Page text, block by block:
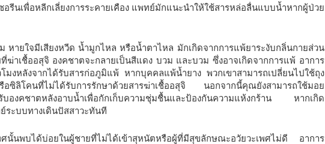
อรีนเพื่อหลีกเลี่ยงการระคายเคือง แพทย์มักแนะนำให้ใช้สารหล่อลื่นแบบน้ำหากผู้ป่วย
หายใจมีเสียงหวีด น้ำมูกไหล หรือน้ำตาไหล มักเกิดจากการแพ้ยาระงับกลิ่นกายส่วน
ฆ่าเชื้ออสุจิ องคชาตจะกลายเป็นสีแดง บวม และบวม ซึ่งอาจเกิดจากการแพ้ อาการ
งหลังจากได้รับสารก่อภูมิแพ้ หากบุคคลแพ้น้ำยาง พวกเขาสามารถเปลี่ยนไปใช้ถุง
รือซิลิโคนที่ไม่ได้รับการรักษาด้วยสารฆ่าเชื้ออสุจิ นอกจากนี้คุณยังสามารถใช้มอย
รับองคชาตหลังอาบน้ำเพื่อกักเก็บความชุ่มชื้นและป้องกันความแห้งกร้าน หากเกิด
ระบบทางเดินปัสสาวะทันที
ศนั้นพบได้บ่อยในผู้ชายที่ไม่ได้เข้าสุหนัตหรือผู้ที่มีสุขลักษณะอวัยวะเพศไม่ดี อาการ